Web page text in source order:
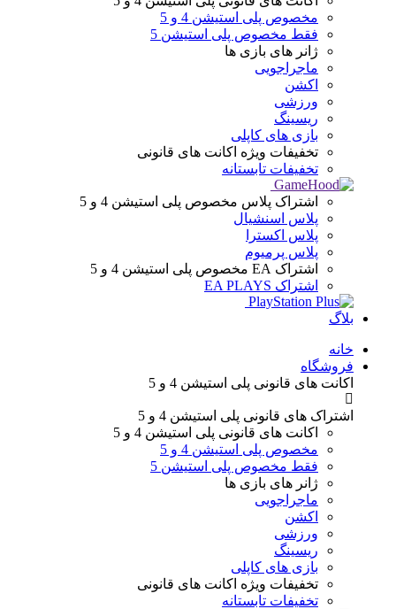
مخصوص پلی استیشن 4 و 5
فقط مخصوص پلی استیشن 5
ژانر های بازی ها
ماجراجویی
اکشن
ورزشی
ریسینگ
بازی های کاپلی
تخفیفات ویژه اکانت های قانونی
تخفیفات تابستانه
اشتراک پلاس مخصوص پلی استیشن 4 و 5
پلاس اسنشیال
پلاس اکسترا
پلاس پرمیوم
اشتراک EA
مخصوص پلی استیشن 4 و 5
اشتراک EA PLAYS
بلاگ
Menu
خانه
فروشگاه
اکانت های قانونی پلی استیشن 4 و 5
اشتراک های قانونی پلی استیشن 4 و 5
اکانت های قانونی پلی استیشن 4 و 5
مخصوص پلی استیشن 4 و 5
فقط مخصوص پلی استیشن 5
ژانر های بازی ها
ماجراجویی
اکشن
ورزشی
ریسینگ
بازی های کاپلی
تخفیفات ویژه اکانت های قانونی
تخفیفات تابستانه